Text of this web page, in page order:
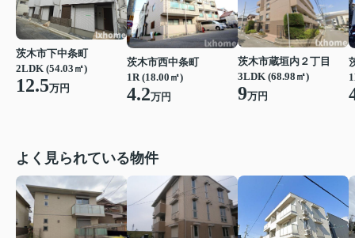
茨木市下中条町
2LDK (54.03㎡)
12.5万円
茨木市西中条町
1R (18.00㎡)
4.2万円
茨木市蔵垣内２丁目
3LDK (68.98㎡)
9万円
よく見られている物件